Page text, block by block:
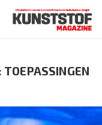
TOEPASSINGEN